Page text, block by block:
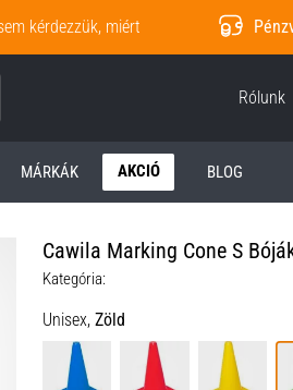
kérdezzük, miért
Rólunk
MÁRKÁK AKCIÓ BLOG
Cawila Marking Cone S
Kategória:
Unisex, Zöld